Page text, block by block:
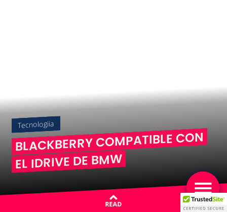
Tecnologiia
BLACKBERRY COMPATIBLE CON
EL IDRIVE DE BMW
READ